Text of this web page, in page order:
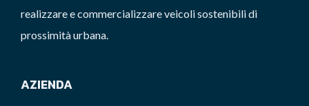
realizzare e commercializzare veicoli sostenibili di
prossimità urbana.
AZIENDA